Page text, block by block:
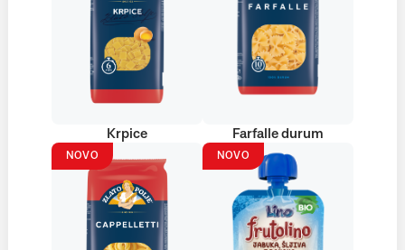
Krpice Farfalle durum
NOVO NOVO